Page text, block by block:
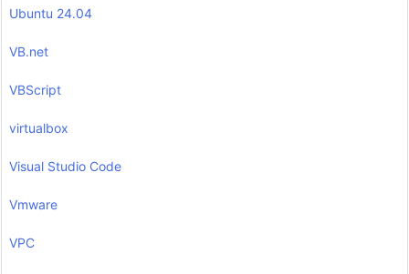
Ubuntu 24.04
VB.net
VBScript
virtualbox
Visual Studio Code
Vmware
VPC